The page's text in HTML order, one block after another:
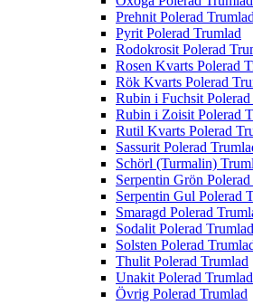
Prehnit Polerad Trumlad
Pyrit Polerad Trumlad
Rodokrosit Polerad
Rosen Kvarts Polerad
Rök Kvarts Polerad
Rubin i Fuchsit
Rubin i Zoisit Polerad
Rutil Kvarts Polerad
Sassurit Polerad
Schörl (Turmalin)
Serpentin Grön
Serpentin Gul Polerad
Smaragd Polerad
Sodalit Polerad Trumlad
Solsten Polerad
Thulit Polerad Trumlad
Unakit Polerad Trumlad
Övrig Polerad Trumlad